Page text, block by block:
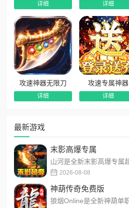
最新游戏
末影高爆专属
2026-08-08
神葫传奇免费版
详细 详细
攻速神器无限刀
详细
攻速专属神器
详细